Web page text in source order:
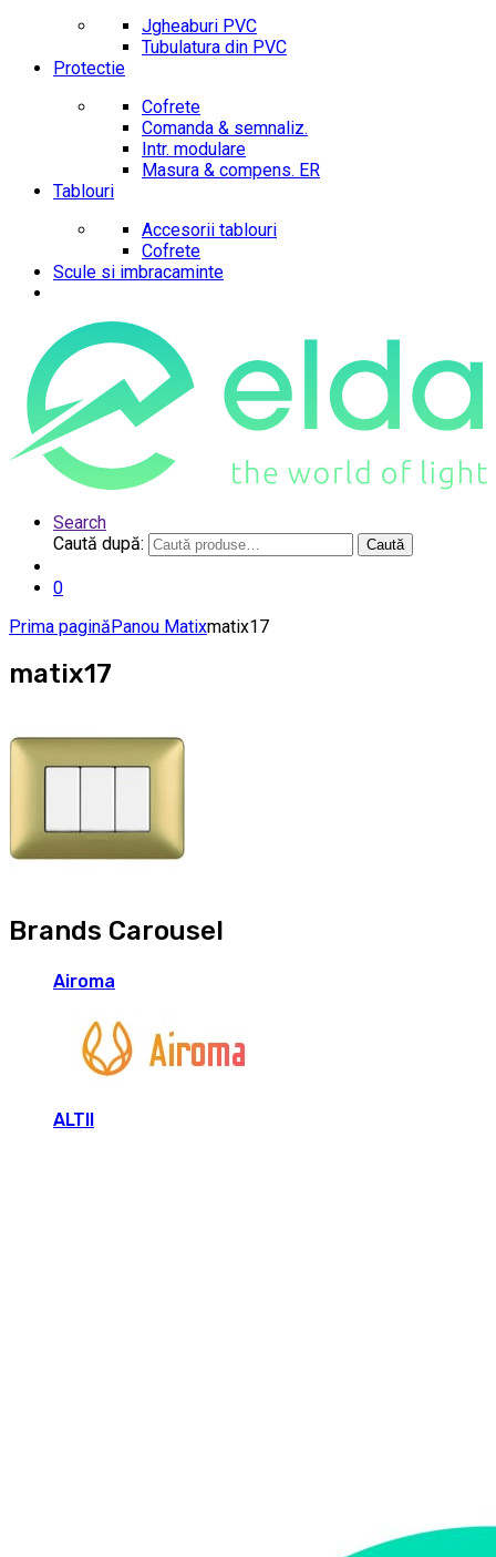
Jgheaburi PVC
Tubulatura din PVC
Protectie
Cofrete
Comanda & semnaliz.
Intr. modulare
Masura & compens. ER
Tablouri
Accesorii tablouri
Cofrete
Scule si imbracaminte
Search
Caută după:
Caută
0
Prima paginăPanou Matixmatix17
matix17
Brands Carousel
Airoma
ALTII